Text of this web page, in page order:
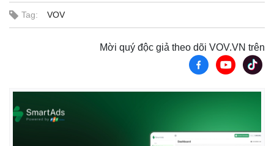
Tag: VOV
Mời quý độc giả theo dõi VOV.VN trên